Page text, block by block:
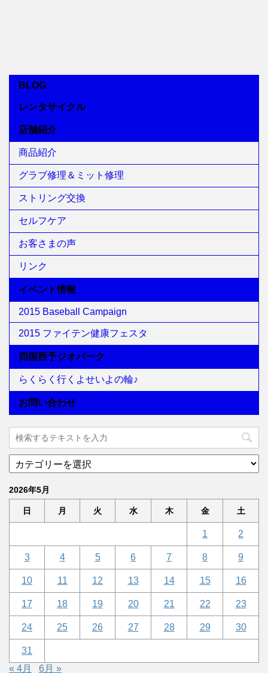
BLOG
レンタサイクル
店舗紹介
商品紹介
グラブ修理＆ミット修理
ストリング交換
セルフケア
お客さまの声
リンク
イベント情報
2015 Baseball Campaign
2015 ファイテン健康フェスタ
四国西予ジオパーク
らくらく行くよせいよの輪♪
お問い合わせ
2026年5月
日 月 火 水 木 金 土
1 2
3 4 5 6 7 8 9
10 11 12 13 14 15 16
17 18 19 20 21 22 23
24 25 26 27 28 29 30
31
« 4月
6月 »